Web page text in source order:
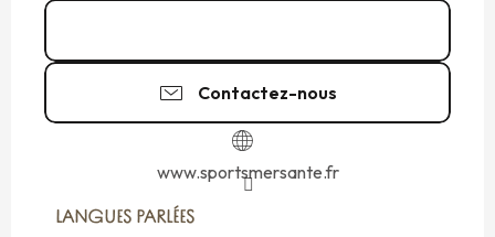
Contactez-nous
www.sportsmersante.fr
LANGUES PARLÉES
LANGUES PARLÉES